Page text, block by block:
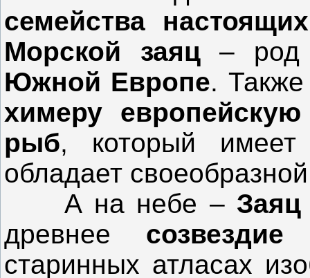
семейства
Морской заяц– род
Южной Европе.
химеру европейскую
рыб, который имеет
обладает
А на небе – Заяц
древнее
старинных атласах